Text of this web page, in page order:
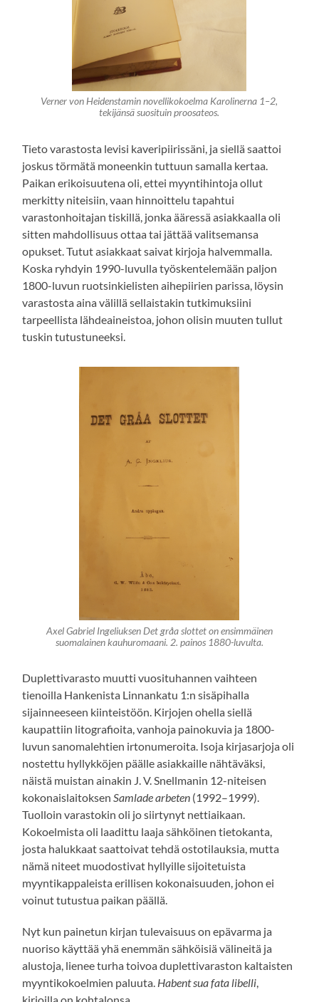
Verner von Heidenstamin novellikokoelma Karolinerna 1–2,
tekijänsä suosituin proosateos.
Tieto varastosta levisi kaveripiirissäni, ja siellä saattoi
joskus törmätä moneenkin tuttuun samalla kertaa.
Paikan erikoisuutena oli, ettei myyntihintoja ollut
merkitty niteisiin, vaan hinnoittelu tapahtui
varastonhoitajan tiskillä, jonka ääressä asiakkaalla oli
sitten mahdollisuus ottaa tai jättää valitsemansa
opukset. Tutut asiakkaat saivat kirjoja halvemmalla.
Koska ryhdyin 1990-luvulla työskentelemään paljon
1800-luvun ruotsinkielisten aihepiirien parissa, löysin
varastosta aina välillä sellaistakin tutkimuksiini
tarpeellista lähdeaineistoa, johon olisin muuten tullut
tuskin tutustuneeksi.
Axel Gabriel Ingeliuksen Det gråa slottet on ensimmäinen
suomalainen kauhuromaani. 2. painos 1880-luvulta.
Duplettivarasto muutti vuosituhannen vaihteen
tienoilla Hankenista Linnankatu 1:n sisäpihalla
sijainneeseen kiinteistöön. Kirjojen ohella siellä
kaupattiin litografioita, vanhoja painokuvia ja 1800-
luvun sanomalehtien irtonumeroita. Isoja kirjasarjoja oli
nostettu hyllykköjen päälle asiakkaille nähtäväksi,
näistä muistan ainakin J. V. Snellmanin 12-niteisen
kokonaislaitoksen Samlade arbeten (1992–1999).
Tuolloin varastokin oli jo siirtynyt nettiaikaan.
Kokoelmista oli laadittu laaja sähköinen tietokanta,
josta halukkaat saattoivat tehdä ostotilauksia, mutta
nämä niteet muodostivat hyllyille sijoitetuista
myyntikappaleista erillisen kokonaisuuden, johon ei
voinut tutustua paikan päällä.
Nyt kun painetun kirjan tulevaisuus on epävarma ja
nuoriso käyttää yhä enemmän sähköisiä välineitä ja
alustoja, lienee turha toivoa duplettivaraston kaltaisten
myyntikokoelmien paluuta. Habent sua fata libelli